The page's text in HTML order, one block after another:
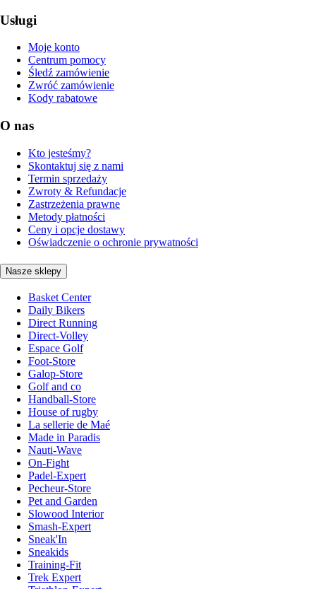
Usługi
Moje konto
Centrum pomocy
Śledź zamówienie
Zwróć zamówienie
Kody rabatowe
O nas
Kto jesteśmy?
Skontaktuj się z nami
Termin sprzedaży
Zwroty & Refundacje
Zastrzeżenia prawne
Metody płatności
Ceny i opcje dostawy
Oświadczenie o ochronie prywatności
Nasze sklepy
Basket Center
Daily Bikers
Direct Running
Direct-Volley
Espace Golf
Foot-Store
Galop-Store
Golf and co
Handball-Store
House of rugby
La sellerie de Maé
Made in Paradis
Nauti-Wave
On-Fight
Padel-Expert
Pecheur-Store
Pet and Garden
Slowood Interior
Smash-Expert
Sneak'In
Sneakids
Training-Fit
Trek Expert